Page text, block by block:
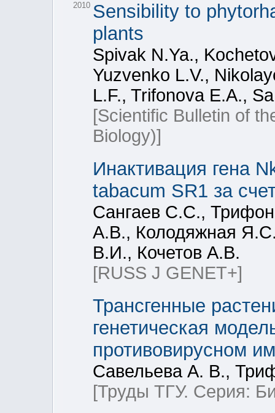
2010 Sensibility to
plants
Spivak N.Ya.,
Yuzvenko L.V.,
L.F., Trifonova E.A.,
[Scientific Bulletin of
Biology)]
Инактивация гена
tabacum SR1 за
Сангаев С.С.,
А.В., Колодяжная
В.И., Кочетов А.В.
[RUSS J GENET+]
Трансгенные
генетическая
противовирусном
Савельева А. В.,
[Труды ТГУ. Серия: